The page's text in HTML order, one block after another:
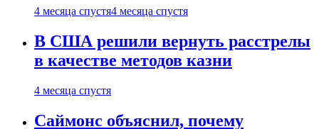
4 месяца спустя4 месяца спустя
В США решили вернуть расстрелы
в качестве методов казни
4 месяца спустя
Саймонс объяснил, почему